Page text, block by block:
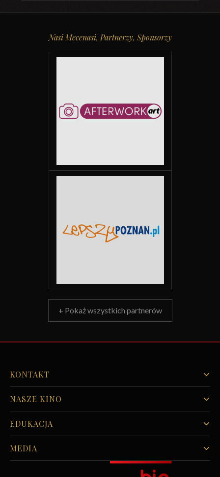
Nasi Mecenasi, Partnerzy, Sponsorzy
+ Pokaż wszystkich partnerów
KONTAKT
NASZE KINO
EDUKACJA
MEDIA